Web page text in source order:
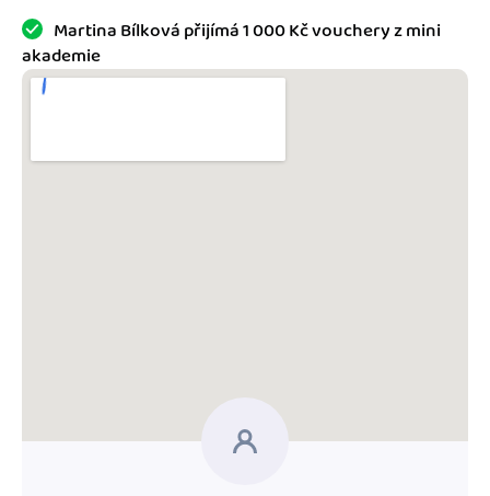
Fakturační poradna
Martina Bílková přijímá 1 000 Kč vouchery z mini
akademie